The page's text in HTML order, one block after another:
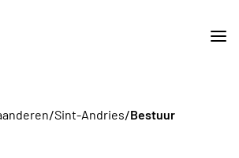
/Sint-Andries/Bestuur